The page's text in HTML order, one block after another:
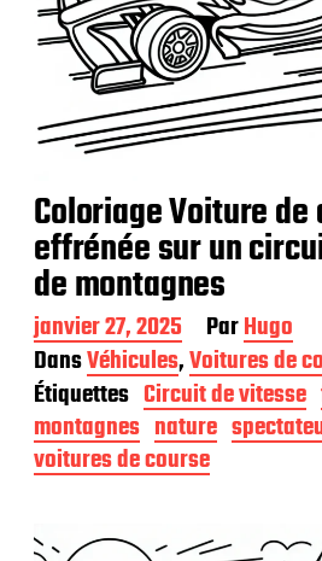
Coloriage Voiture de
effrénée sur un
de montagnes
D
a
t
e
d
e
p
l
janvier 27, 2025 ParHugo
DansVéhicules,Voitures de
Étiquettes Circuit de vitesse
montagnes nature
voitures de course